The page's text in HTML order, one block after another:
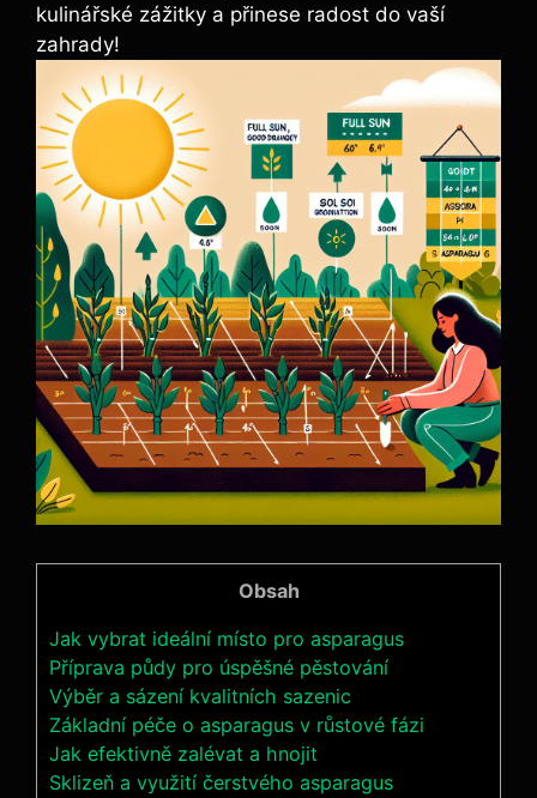
kulinářské zážitky a přinese radost do vaší
zahrady!
Obsah
Jak vybrat ideální místo pro asparagus
Příprava půdy pro úspěšné pěstování
Výběr a sázení kvalitních sazenic
Základní péče o asparagus v růstové fázi
Jak efektivně zalévat a hnojit
Sklizeň a využití čerstvého asparagus